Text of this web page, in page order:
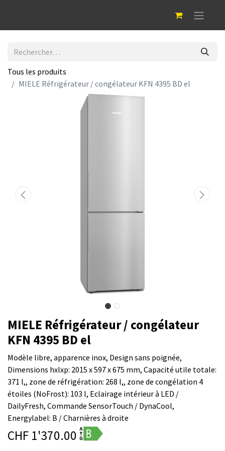
Tous les produits
MIELE Réfrigérateur / congélateur KFN 4395 BD el
MIELE Réfrigérateur / congélateur
KFN 4395 BD el
Modèle libre, apparence inox, Design sans poignée,
Dimensions hxlxp: 2015 x 597 x 675 mm, Capacité utile totale:
371 l,, zone de réfrigération: 268 l,, zone de congélation 4
étoiles (NoFrost): 103 l, Eclairage intérieur à LED /
DailyFresh, Commande SensorTouch / DynaCool,
Energylabel: B / Charnières à droite
CHF 1'370.00